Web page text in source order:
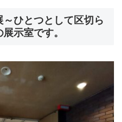
～ひとつとして区切ら
示室です。